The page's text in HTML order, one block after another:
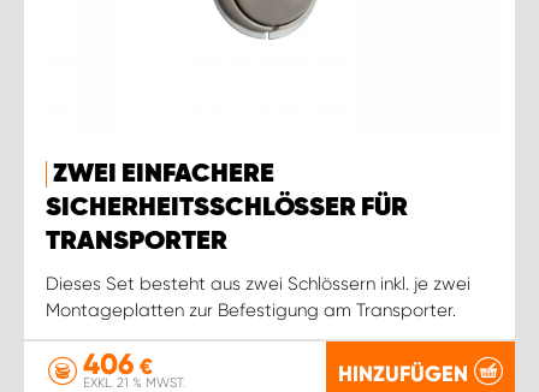
ZWEI EINFACHERE
SICHERHEITSSCHLÖSSER FÜR
TRANSPORTER
Dieses Set besteht aus zwei Schlössern inkl. je zwei
Montageplatten zur Befestigung am Transporter.
406 €
EXKL. 21 % MWST. HINZUFÜGEN